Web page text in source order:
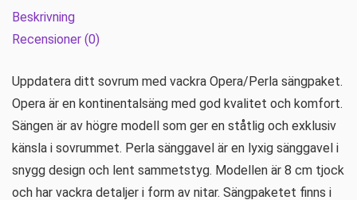
Beskrivning
Recensioner (0)
Uppdatera ditt sovrum med vackra Opera/Perla sängpaket.
Opera är en kontinentalsäng med god kvalitet och komfort.
Sängen är av högre modell som ger en ståtlig och exklusiv
känsla i sovrummet. Perla sänggavel är en lyxig sänggavel i
snygg design och lent sammetstyg. Modellen är 8 cm tjock
och har vackra detaljer i form av nitar. Sängpaketet finns i